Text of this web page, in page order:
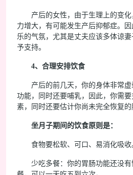
产后的女性，由于生理上的变
力增大，有可能发生产后抑郁症。
乐的气氛，尤其是丈夫应该多体谅
予支持。
4、合理安排饮食
产后的前几天，你的身体非常
功能，同时还要哺乳，因此，你需
素，同时还要估计你尚未完全恢复的
坐月子期间的饮食原则是：
食物要松软、可口、易消化吸收
少吃多餐：你的胃肠功能还没